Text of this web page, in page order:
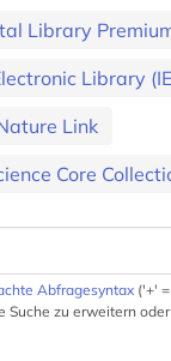
Library
Library
Link
Core
Abfragesyntax ('+'
Suche zu erweitern